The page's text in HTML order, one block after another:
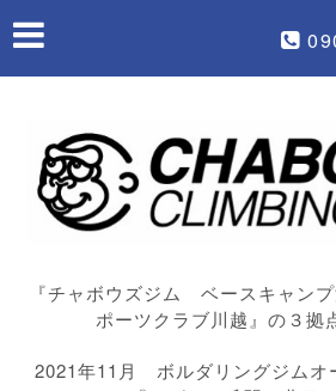
『チャボウズジム ベースキャン
ポーツクラブ川越』の３拠
2021年11月 ボルダリングジム